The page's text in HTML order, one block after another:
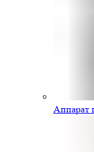
Аппарат